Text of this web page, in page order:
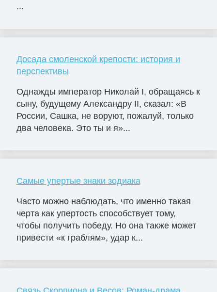
...
Досада смоленской крепости: история и
перспективы
Однажды император Николай I, обращаясь к
сыну, будущему Александру II, сказал: «В
России, Сашка, не воруют, пожалуй, только
два человека. Это ты и я»...
Самые упертые знаки зодиака
Часто можно наблюдать, что именно такая
черта как упертость способствует тому,
чтобы получить победу. Но она также может
привести «к граблям», удар к...